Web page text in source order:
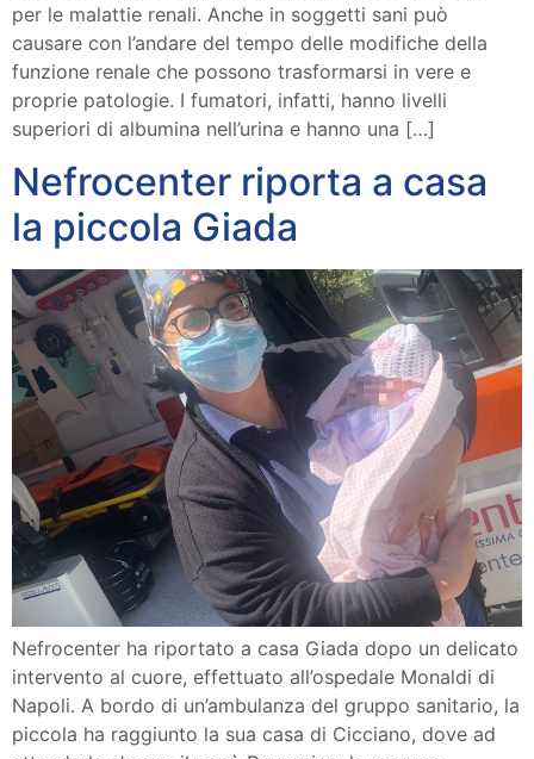
per le malattie renali. Anche in soggetti sani può
causare con l’andare del tempo delle modifiche della
funzione renale che possono trasformarsi in vere e
proprie patologie. I fumatori, infatti, hanno livelli
superiori di albumina nell’urina e hanno una […]
Nefrocenter riporta a casa
la piccola Giada
Nefrocenter ha riportato a casa Giada dopo un delicato
intervento al cuore, effettuato all’ospedale Monaldi di
Napoli. A bordo di un’ambulanza del gruppo sanitario, la
piccola ha raggiunto la sua casa di Cicciano, dove ad